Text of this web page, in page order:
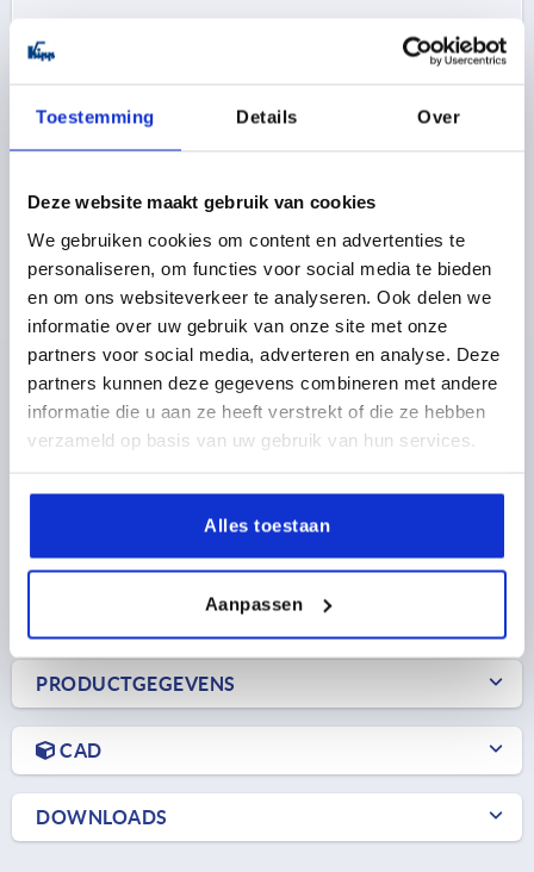
Toestemming Details Over
Deze website maakt gebruik van cookies
We gebruiken cookies om content en advertenties te
personaliseren, om functies voor social media te bieden
en om ons websiteverkeer te analyseren. Ook delen we
informatie over uw gebruik van onze site met onze
partners voor social media, adverteren en analyse. Deze
partners kunnen deze gegevens combineren met andere
informatie die u aan ze heeft verstrekt of die ze hebben
verzameld op basis van uw gebruik van hun services.
Alles toestaan
Aanpassen
excl. BTW
plus verzendkosten
DETAILS
HANDWIEL D1=70 PASBORING D2=14H8, DUROPLAST,
ZONDER GREEP
BUITENDIAMETER=70
MONTAGEGAT=14H8
UITVOERING 1=PASBORING
D3=30 D4=26,5
H2=11,5
Bestelnummer:K0184.70214
8,80 €
excl. BTW
DETAILS
PRODUCTGEGEVENS
CAD
DOWNLOADS